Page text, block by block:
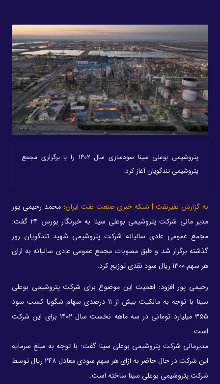
پتروشیمی بوعلی سینا سودسازی سال ۱۴۰۲ را با برگزاری مجمع
پتروشیمی تندگویان آغاز کرد.
به گزارش نفیرنفت | شبکه خبری صنعت نفت ایران؛ محمد رحیمی پور
مدیر مالی شرکت پتروشیمی بوعلی سینا به خبرنگار بورس ۲۴ گفت:
مجمع عمومی عادی سالیانه شرکت پتروشیمی شهید تندگویان روز
گذشته برگزار شد و طبق مصوبات مجمع عمومی عادی سالیانه به ازای
هر سهم ۱۳۰۰ ریال سود نقدی توزیع کرد.
رحیمی پور افزود: اهمیت این موضوع برای شرکت پتروشیمی بوعلی
سینا با توجه به مالکیت بیش از ۱۱ درصدی سهام شگویا کسب سود
۳۵۵ میلیارد تومانی در سه ماهه نخست سال ۱۴۰۲ برای این شرکت
است.
مدیرمالی شرکت پتروشیمی بوعلی سینا گفت: با توجه به مبلغ سرمایه
این شرکت در حال حاضر به ازای هر سهم سودی معادل ۲۴۸ ریال توسط
شرکت پتروشیمی بوعلی سینا ساخته است.